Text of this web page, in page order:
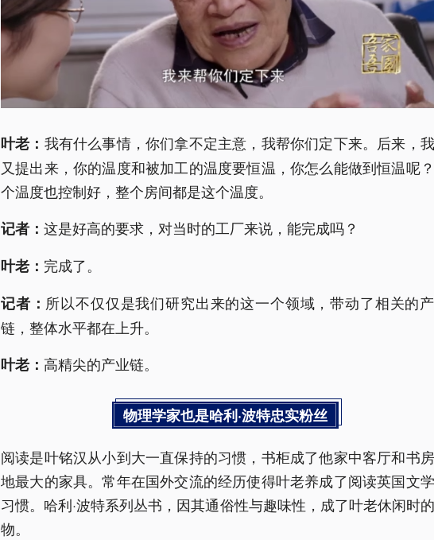
叶老： 我有什么事情，你们拿不定主意，我帮你们定下来。后来，
又提出来，你的温度和被加工的温度要恒温，你怎么能做到恒温呢
个温度也控制好，整个房间都是这个温度。
记者： 这是好高的要求，对当时的工厂来说，能完成吗？
叶老： 完成了。
记者： 所以不仅仅是我们研究出来的这一个领域，带动了相关的
链，整体水平都在上升。
叶老： 高精尖的产业链。
物理学家也是哈利·波特忠实粉丝
阅读是叶铭汉从小到大一直保持的习惯，书柜成了他家中客厅和书
地最大的家具。常年在国外交流的经历使得叶老养成了阅读英国文
习惯。哈利·波特系列丛书，因其通俗性与趣味性，成了叶老休闲时
物。